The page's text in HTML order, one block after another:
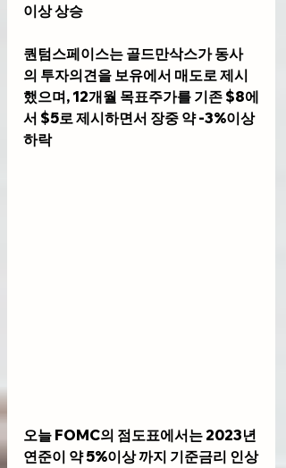
이상 상승
퀀텀스페이스는 골드만삭스가 동사
의 투자의견을 보유에서 매도로 제시
했으며, 12개월 목표주가를 기존 $8에
서 $5로 제시하면서 장중 약 -3%이상
하락
오늘 FOMC의 점도표에서는 2023년
연준이 약 5%이상 까지 기준금리 인상